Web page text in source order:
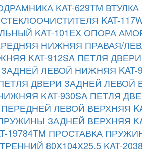
KAT-629TM
KAT-
KAT-101EX ОПОРА
НИЖНЯЯ ПРАВАЯ/
KAT-912SA ПЕТЛЯ
ЛЕВОЙ НИЖНЯЯ KAT-
ДВЕРИ ЗАДНЕЙ ЛЕВОЙ
KAT-930SA ПЕТЛЯ
ЛЕВОЙ ВЕРХНЯЯ
ЗАДНЕЙ ВЕРХНЯЯ
ПРОСТАВКА
80X104X25.5 KAT-